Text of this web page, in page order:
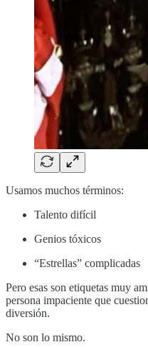
Usamos muchos términos:
Talento difícil
Genios tóxicos
“Estrellas” complicadas
Pero esas son etiquetas muy
persona impaciente que
diversión.
No son lo mismo.